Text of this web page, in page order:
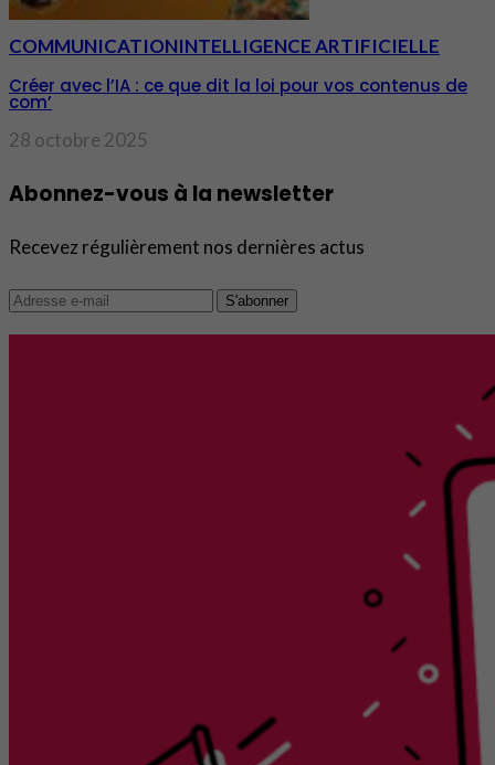
COMMUNICATIONINTELLIGENCE ARTIFICIELLE
Créer avec l’IA : ce que dit la loi pour vos contenus de
com’
28 octobre 2025
Abonnez-vous à la newsletter
Recevez régulièrement nos dernières actus
S'abonner